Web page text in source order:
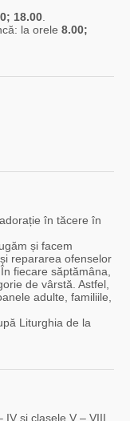
18.00.
la orele 8.00;
în tăcere în
și facem
repararea ofenselor
fiecare săptămâna,
de vârstă. Astfel,
adulte, familiile,
Liturghia de la
și clasele V – VIII.